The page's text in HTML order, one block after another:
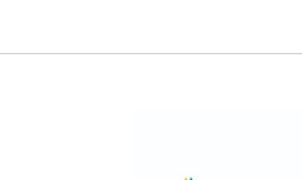
N